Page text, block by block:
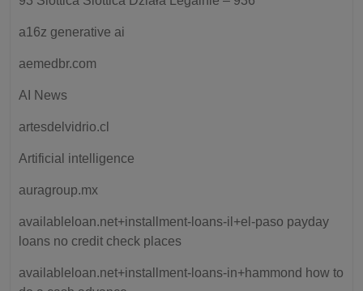
a16z generative ai
aemedbr.com
AI News
artesdelvidrio.cl
Artificial intelligence
auragroup.mx
availableloan.net+installment-loans-il+el-paso payday
loans no credit check places
availableloan.net+installment-loans-in+hammond how to